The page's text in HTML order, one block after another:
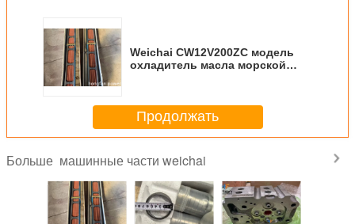
Weichai CW12V200ZC модель
охладитель масла морской
Продолжать
Больше машинные части weichai